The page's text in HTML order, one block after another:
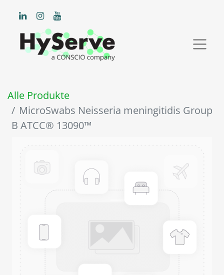
Alle Produkte
MicroSwabs Neisseria meningitidis Group
B ATCC® 13090™